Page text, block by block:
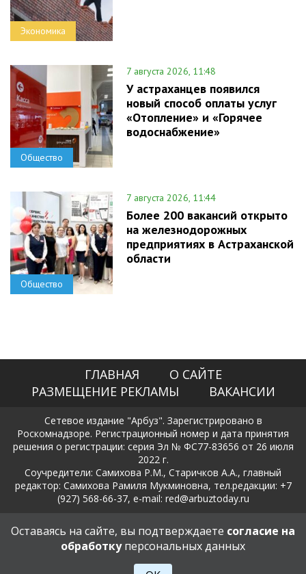
Экономика
Общество
7 августа 2026, 11:48
У астраханцев появился
новый способ оплаты услуг
«Отопление» и «Горячее
водоснабжение»
Общество
7 августа 2026, 11:44
Более 200 вакансий открыто
на железнодорожных
предприятиях в Астраханской
области
ГЛАВНАЯ
О САЙТЕ
РАЗМЕЩЕНИЕ РЕКЛАМЫ
ВАКАНСИИ
Сетевое издание "Арбуз". Зарегистрировано в
Роскомнадзоре. Регистрационный номер и дата принятия
решения о регистрации: серия Эл № ФС77-83656 от 26 июля
2022 г.
Соучредители: Самихова Р.М., Старичков А.А., главный
редактор: Самихова Рамиля Мукминовна, тел.редакции: +7
(927) 568-66-37, e-mail: red@arbuztoday.ru
Политика в отношении обработки и защиты персональных
данных
18+
Оставаясь на сайте, вы подтверждаете согласие на
обработкуперсональных данных